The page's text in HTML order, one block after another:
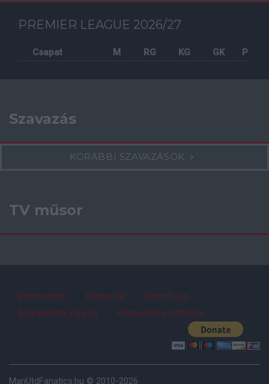
PREMIER LEAGUE 2026/27
Csapat M RG KG GK P
Szavazás
KORÁBBI SZAVAZÁSOK
TV műsor
Impresszum Kapcsolat
Szerzői jog
Adatvédelmi irányelv
Felhasználói feltételek
ManUtdFanatics.hu © 2010-2026